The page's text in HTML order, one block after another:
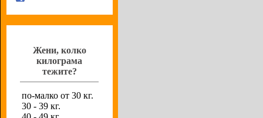
Жени, колко
килограма
тежите?
по-малко от 30 кг.
30 - 39 кг.